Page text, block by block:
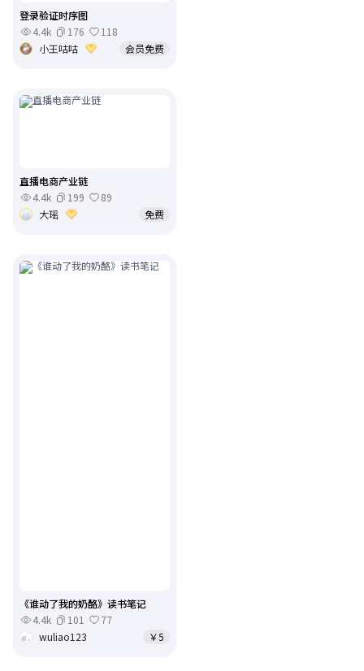
登录验证时序图
4.4k
176
118
小王咕咕
会员免费
直播电商产业链
4.4k
199
89
大瑶
免费
《谁动了我的奶酪》读书笔记
4.4k
101
77
wuliao123
￥5